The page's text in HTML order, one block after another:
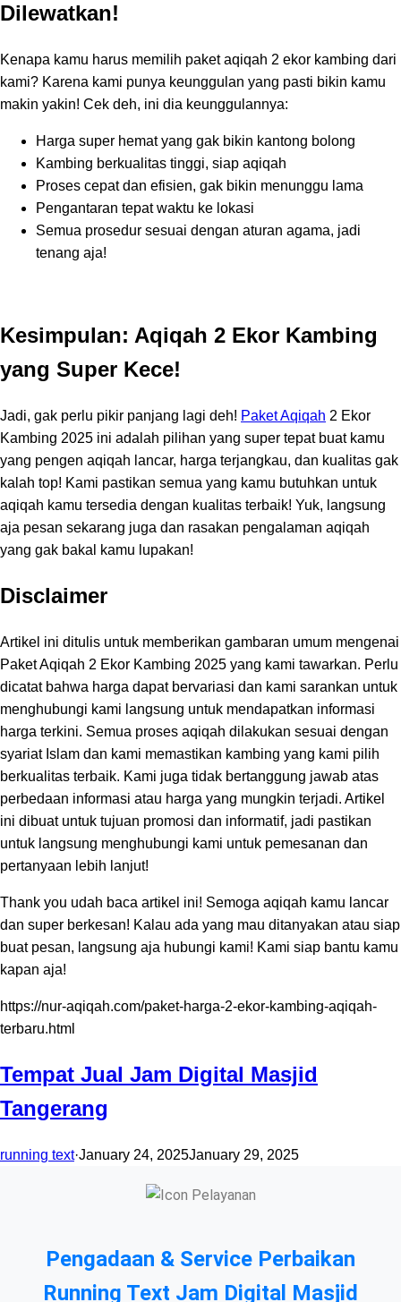
Dilewatkan!
Kenapa kamu harus memilih paket aqiqah 2 ekor kambing dari
kami? Karena kami punya keunggulan yang pasti bikin kamu
makin yakin! Cek deh, ini dia keunggulannya:
Harga super hemat yang gak bikin kantong bolong
Kambing berkualitas tinggi, siap aqiqah
Proses cepat dan efisien, gak bikin menunggu lama
Pengantaran tepat waktu ke lokasi
Semua prosedur sesuai dengan aturan agama, jadi
tenang aja!
Kesimpulan: Aqiqah 2 Ekor Kambing
yang Super Kece!
Jadi, gak perlu pikir panjang lagi deh! Paket Aqiqah 2 Ekor
Kambing 2025 ini adalah pilihan yang super tepat buat kamu
yang pengen aqiqah lancar, harga terjangkau, dan kualitas gak
kalah top! Kami pastikan semua yang kamu butuhkan untuk
aqiqah kamu tersedia dengan kualitas terbaik! Yuk, langsung
aja pesan sekarang juga dan rasakan pengalaman aqiqah
yang gak bakal kamu lupakan!
Disclaimer
Artikel ini ditulis untuk memberikan gambaran umum mengenai
Paket Aqiqah 2 Ekor Kambing 2025 yang kami tawarkan. Perlu
dicatat bahwa harga dapat bervariasi dan kami sarankan untuk
menghubungi kami langsung untuk mendapatkan informasi
harga terkini. Semua proses aqiqah dilakukan sesuai dengan
syariat Islam dan kami memastikan kambing yang kami pilih
berkualitas terbaik. Kami juga tidak bertanggung jawab atas
perbedaan informasi atau harga yang mungkin terjadi. Artikel
ini dibuat untuk tujuan promosi dan informatif, jadi pastikan
untuk langsung menghubungi kami untuk pemesanan dan
pertanyaan lebih lanjut!
Thank you udah baca artikel ini! Semoga aqiqah kamu lancar
dan super berkesan! Kalau ada yang mau ditanyakan atau siap
buat pesan, langsung aja hubungi kami! Kami siap bantu kamu
kapan aja!
https://nur-aqiqah.com/paket-harga-2-ekor-kambing-aqiqah-
terbaru.html
Tempat Jual Jam Digital Masjid
Tangerang
running text·January 24, 2025January 29, 2025
Pengadaan & Service Perbaikan
Running Text Jam Digital Masjid